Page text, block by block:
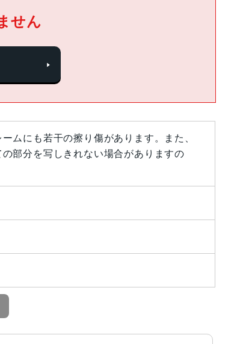
せん
ムにも若干の擦り傷があります。また、
部分を写しきれない場合がありますの